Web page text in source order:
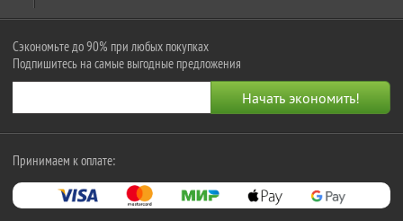
Сэкономьте до 90% при любых покупках
Подпишитесь на самые выгодные предложения
Принимаем к оплате: